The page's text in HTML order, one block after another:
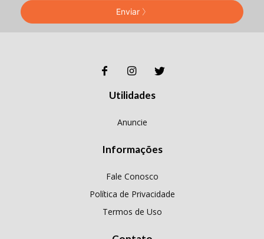
Enviar
Utilidades
Anuncie
Informações
Fale Conosco
Política de Privacidade
Termos de Uso